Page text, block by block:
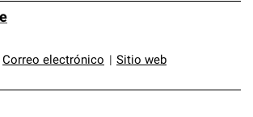
Correo electrónico Sitio web